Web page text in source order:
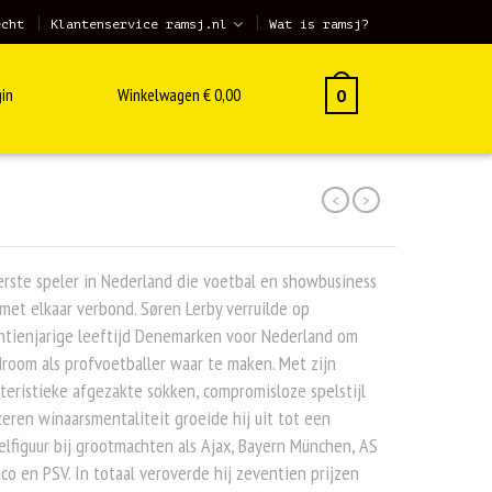
Klantenservice ramsj.nl Wat is ramsj?
Winkelwagen €0,00 0
< >
speler in Nederland die voetbal en showbusiness
elkaar verbond. Søren Lerby verruilde op
leeftijd Denemarken voor Nederland om
als profvoetballer waar te maken. Met zijn
afgezakte sokken, compromisloze spelstijl
winaarsmentaliteit groeide hij uit tot een
bij grootmachten als Ajax, Bayern München, AS
en PSV. In totaal veroverde hij zeventien prijzen